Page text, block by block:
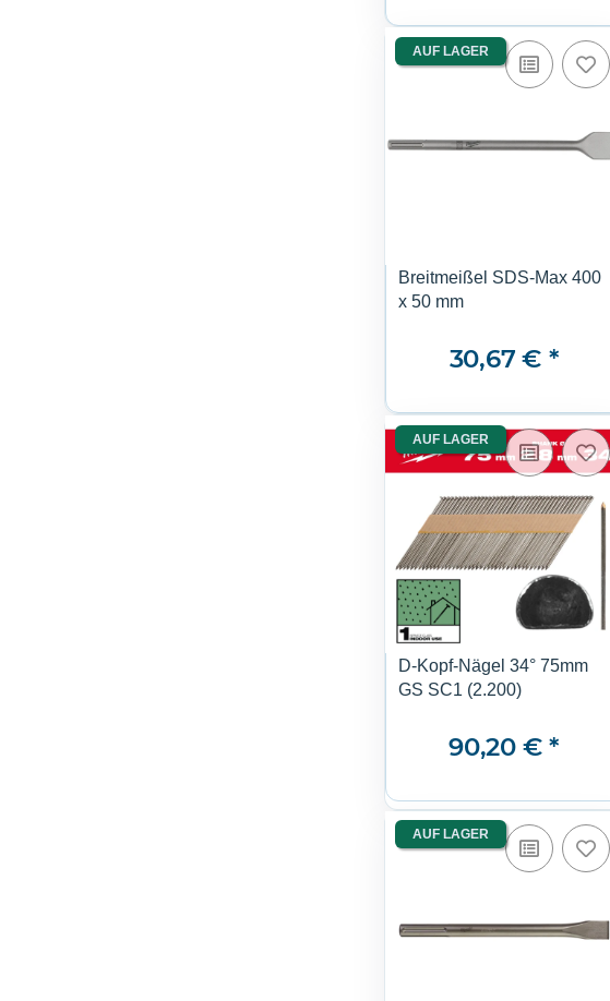
AUF LAGER
Breitmeißel SDS-Max 400
x 50 mm
30,67 € *
AUF LAGER
D-Kopf-Nägel 34° 75mm
GS SC1 (2.200)
90,20 €*
AUF LAGER